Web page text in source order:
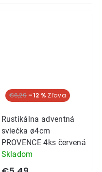
€6,29 –12 %
Rustikálna adventná
sviečka ø4cm
PROVENCE 4ks červená
Skladom